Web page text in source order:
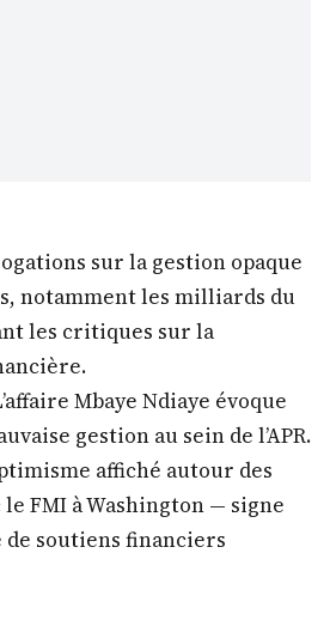
sur la gestion opaque
notamment les milliards du
les critiques sur la
Mbaye Ndiaye évoque
gestion au sein de l’APR.
affiché autour des
FMI à Washington — signe
de soutiens financiers